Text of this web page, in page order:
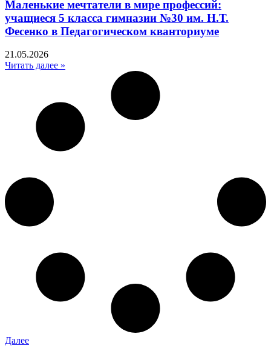
Маленькие мечтатели в мире профессий:
учащиеся 5 класса гимназии №30 им. Н.Т.
Фесенко в Педагогическом кванториуме
21.05.2026
Читать далее »
Далее